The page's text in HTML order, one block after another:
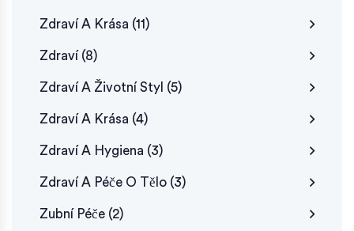
Zdraví A Krása (11)
Zdraví (8)
Zdraví A Životní Styl (5)
Zdraví A Krása (4)
Zdraví A Hygiena (3)
Zdraví A Péče O Tělo (3)
Zubní Péče (2)